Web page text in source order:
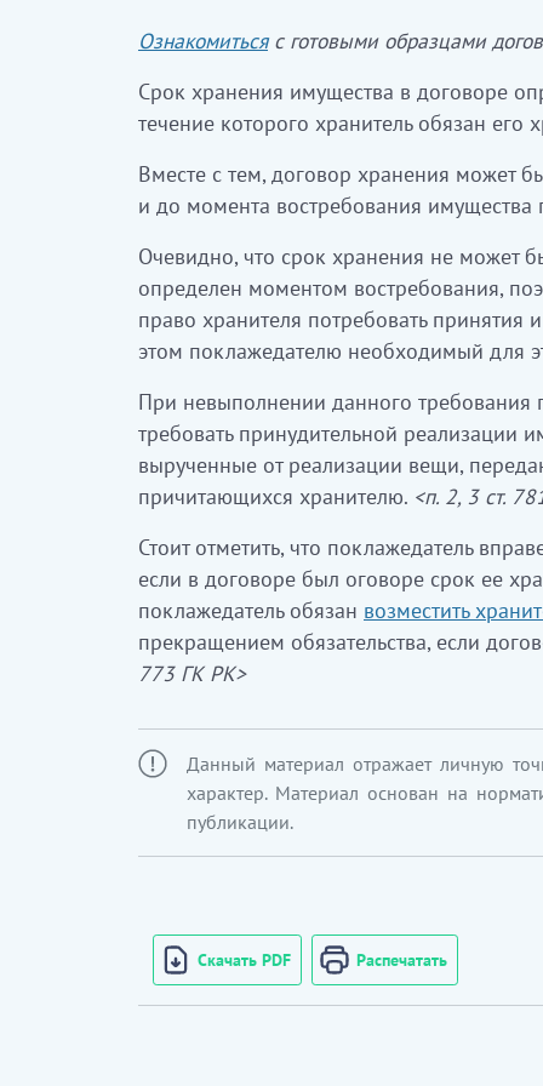
Ознакомитьсяс готовыми образцами
Срок хранения имущества в договоре
течение которого хранитель обязан его
Вместе с тем, договор хранения может
и до момента востребования имущества
Очевидно, что срок хранения не может
определен моментом востребования,
право хранителя потребовать принятия
этом поклажедателю необходимый для
При невыполнении данного требования
требовать принудительной реализации
вырученные от реализации вещи,
причитающихся хранителю. <п. 2, 3 ст.
Стоит отметить, что поклажедатель
если в договоре был оговоре срок ее
поклажедатель обязан возместить
прекращением обязательства, если
773 ГК РК>
Данный материал отражает личную
характер. Материал основан на
публикации.
Скачать PDF Распечатать